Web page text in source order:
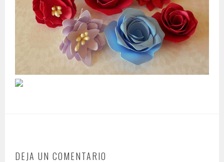
DEJA UN COMENTARIO